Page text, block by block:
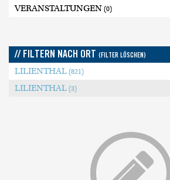
VERANSTALTUNGEN (0)
// FILTERN NACH ORT (FILTER LÖSCHEN)
LILIENTHAL (821)
LILIENTHAL (3)